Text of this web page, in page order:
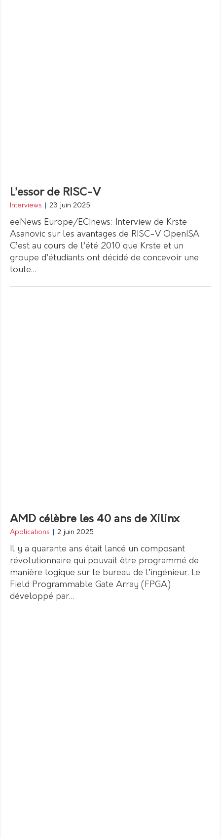
L’essor de RISC-V
Interviews 23 juin 2025
eeNews Europe/ECInews: Interview de Krste
Asanovic sur les avantages de RISC-V OpenISA
C’est au cours de l’été 2010 que Krste et un
groupe d’étudiants ont décidé de concevoir une
toute…
AMD célèbre les 40 ans de Xilinx
Applications 2 juin 2025
Il y a quarante ans était lancé un composant
révolutionnaire qui pouvait être programmé de
manière logique sur le bureau de l’ingénieur. Le
Field Programmable Gate Array (FPGA)
développé par…